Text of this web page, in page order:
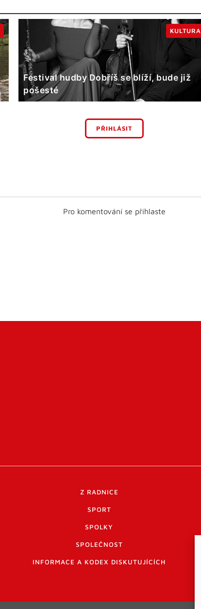
Festival hudby Dobříš se blíží, bude již
pošesté
KULTURA
PŘIHLÁSIT
Pro komentování se přihlaste
Z RADNICE
SPORT
SPOLKY
SPOLEČNOST
INFORMACE A KODEX DISKUTUJÍCÍCH